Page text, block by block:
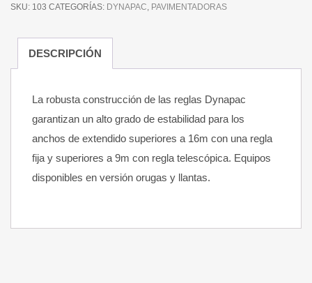
SKU: 103 CATEGORÍAS: DYNAPAC, PAVIMENTADORAS
DESCRIPCIÓN
La robusta construcción de las reglas Dynapac
garantizan un alto grado de estabilidad para los
anchos de extendido superiores a 16m con una regla
fija y superiores a 9m con regla telescópica. Equipos
disponibles en versión orugas y llantas.